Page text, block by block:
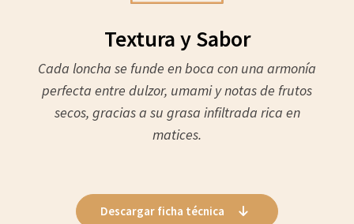
Textura y Sabor
Cada loncha se funde en boca con una armonía
perfecta entre dulzor, umami y notas de frutos
secos, gracias a su grasa infiltrada rica en
matices.
Descargar ficha técnica